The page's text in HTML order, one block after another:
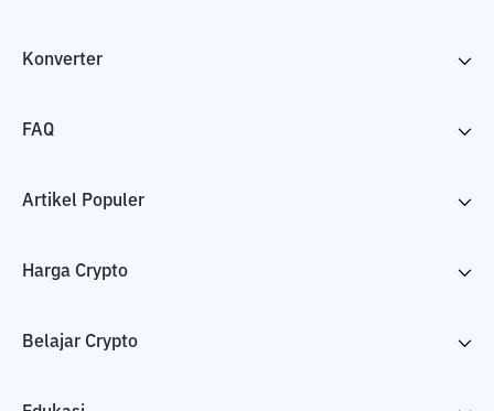
Konverter
FAQ
Artikel Populer
Harga Crypto
Belajar Crypto